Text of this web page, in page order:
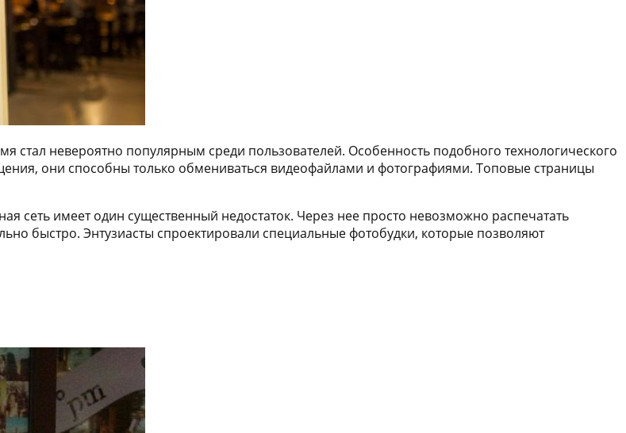
стал невероятно популярным среди пользователей. Особенность подобного технологического
они способны только обмениваться видеофайлами и фотографиями. Топовые страницы
сеть имеет один существенный недостаток. Через нее просто невозможно распечатать
быстро. Энтузиасты спроектировали специальные фотобудки, которые позволяют